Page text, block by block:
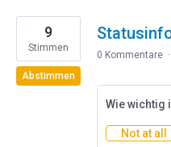
9
Stimmen
Abstimmen
0 Kommentare ·
Wie wichtig
Not at all